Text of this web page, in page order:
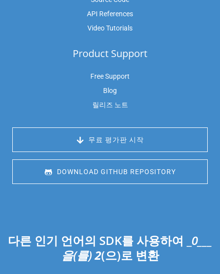
API References
Video Tutorials
Product Support
Free Support
Blog
릴리즈 노트
무료 평가판 시작
DOWNLOAD GITHUB REPOSITORY
다른 인기 언어의 SDK를 사용하여 _ 0___
을(를)2(으)로 변환